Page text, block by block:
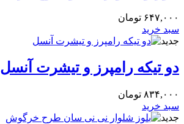
۶۴۷,۰۰۰ تومان
سبد خرید
جدید
دو تیکه رامپرز و تیشرت آنسل
۸۳۴,۰۰۰ تومان
سبد خرید
جدید